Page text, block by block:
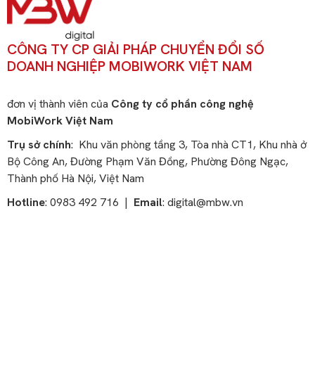
CÔNG TY CP GIẢI PHÁP CHUYỂN ĐỔI SỐ
DOANH NGHIỆP MOBIWORK VIỆT NAM
đơn vị thành viên của Công ty cổ phần công nghệ
MobiWork Việt Nam
Trụ sở chính: Khu văn phòng tầng 3, Tòa nhà CT1, Khu nhà ở
Bộ Công An, Đường Phạm Văn Đồng, Phường Đông Ngạc,
Thành phố Hà Nội, Việt Nam
Hotline: 0983 492 716 | Email: digital@mbw.vn